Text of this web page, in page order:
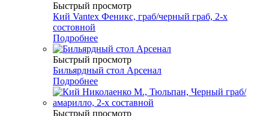
Быстрый просмотр
Кий Vantex Феникс, граб/черный граб, 2-х
состовной
Подробнее
Быстрый просмотр
Бильярдный стол Арсенал
Подробнее
Быстрый просмотр